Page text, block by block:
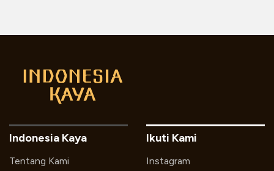
Indonesia Kaya
Tentang Kami
Ikuti Kami
Instagram